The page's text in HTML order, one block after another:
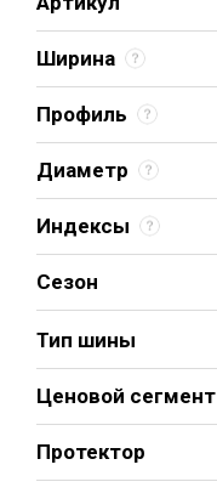
Ширина
Профиль
Диаметр
Индексы
Сезон
Тип шины
Ценовой сегмент
Протектор